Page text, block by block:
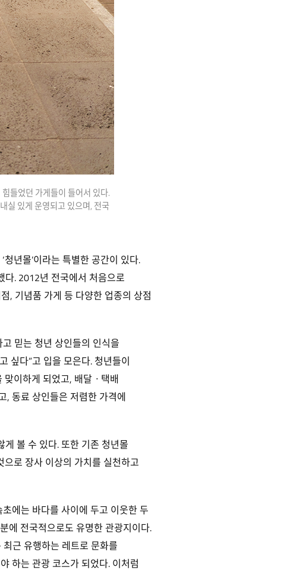
들었던 가게들이 들어서 있다.
실 있게 운영되고 있으며, 전국
년몰’이라는 특별한 공간이 있다.
다. 2012년 전국에서 처음으로
, 기념품 가게 등 다양한 업종의 상점
믿는 청년 상인들의 인식을
싶다”고 입을 모은다. 청년들이
이하게 되었고, 배달ㆍ택배
, 동료 상인들은 저렴한 가격에
볼 수 있다. 또한 기존 청년몰
로 장사 이상의 가치를 실천하고
에는 바다를 사이에 두고 이웃한 두
에 전국적으로도 유명한 관광지이다.
근 유행하는 레트로 문화를
하는 관광 코스가 되었다. 이처럼